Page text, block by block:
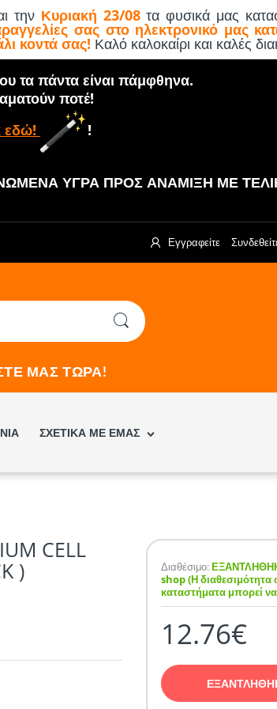
την Κυριακή 23/08τα φυσικά μας
σας στο ηλεκτρονικό μας
κοντά σας! Καλό καλοκαίρι και καλές
τα πάντα είναι πάμφθηνα.
ποτέ!
εδώ! !
ΥΓΡΑ ΠΡΟΣ ΑΝΑΜΙΞΗ ΜΕ
Εγγραφείτε
ΜΑΣ ΤΩΡΑ!
ΣΧΕΤΙΚΑ ΜΕ ΕΜΑΣ
CELL
) Διαθέσιμο:
shop (Η διαθεσιμότητα
καταστήματα μπορεί να
12.76€